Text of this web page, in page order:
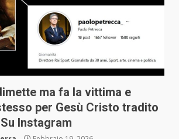
ma fa la vittima e
per Gesù Cristo tradito
Instagram